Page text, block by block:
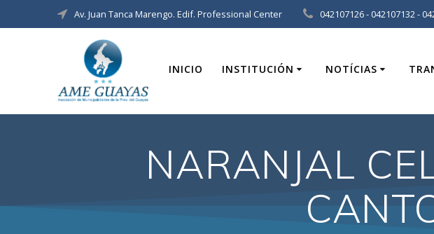
Av. Juan Tanca Marengo. Edif. Professional Center 042107126 - 042107132 -
INICIO INSTITUCIÓN NOTÍCIAS
NARANJAL